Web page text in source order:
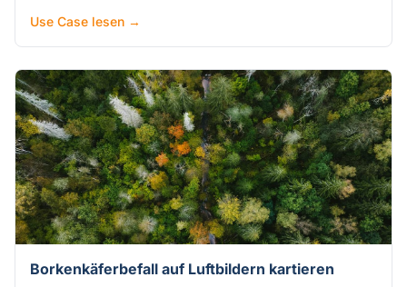
Use Case lesen →
Borkenkäferbefall auf Luftbildern kartieren